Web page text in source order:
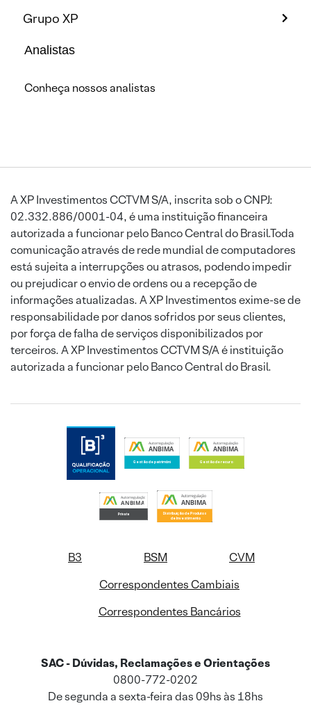
Grupo XP
Analistas
Conheça nossos analistas
A XP Investimentos CCTVM S/A, inscrita sob o CNPJ:
02.332.886/0001-04, é uma instituição financeira
autorizada a funcionar pelo Banco Central do Brasil.Toda
comunicação através de rede mundial de computadores
está sujeita a interrupções ou atrasos, podendo impedir
ou prejudicar o envio de ordens ou a recepção de
informações atualizadas. A XP Investimentos exime-se de
responsabilidade por danos sofridos por seus clientes,
por força de falha de serviços disponibilizados por
terceiros. A XP Investimentos CCTVM S/A é instituição
autorizada a funcionar pelo Banco Central do Brasil.
B3 BSM
CVM
Correspondentes Cambiais
Correspondentes Bancários
SAC - Dúvidas, Reclamações e Orientações
0800-772-0202
De segunda a sexta-feira das 09hs às 18hs